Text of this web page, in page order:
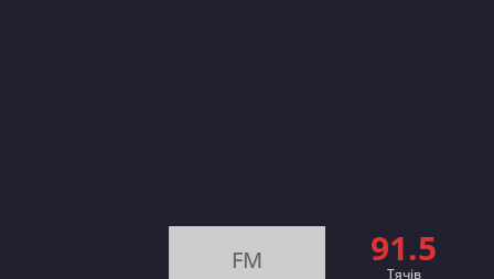
FM 91.5
Тячів